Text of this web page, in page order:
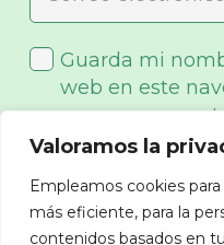
Valoramos la
Empleamos cookies
más eficiente, para la
contenidos basados en
Guarda mi
web en este
vez que
dígitos: